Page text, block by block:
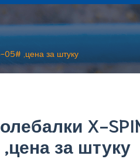
05# ,цена за штуку
X-
за штуку